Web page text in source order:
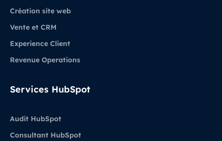
Création site web
Vente et CRM
Experience Client
Revenue Operations
Services HubSpot
Audit HubSpot
Consultant HubSpot